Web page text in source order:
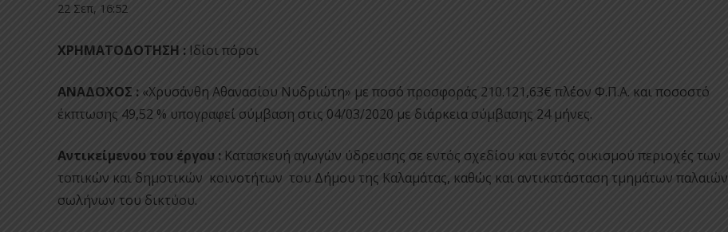
22 Σεπ, 16:52
ΧΡΗΜΑΤΟΔΟΤΗΣΗ : Ιδίοι πόροι
ΑΝΑΔΟΧΟΣ : «Χρυσάνθη Αθανασίου Νυδριώτη» με ποσό προσφοράς 210.121,63€ πλέον Φ.Π.Α. και ποσοστό
έκπτωσης 49,52 % υπογραφεί σύμβαση στις 04/03/2020 με διάρκεια σύμβασης 24 μήνες.
Αντικείμενου του έργου : Κατασκευή αγωγών ύδρευσης σε εντός σχεδίου και εντός οικισμού περιοχές των
τοπικών και δημοτικών κοινοτήτων του Δήμου της Καλαμάτας, καθώς και αντικατάσταση τμημάτων παλαιών
σωλήνων του δικτύου.